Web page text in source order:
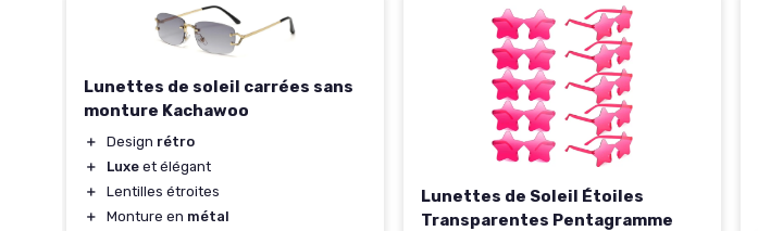
Lunettes de soleil carrées sans
monture Kachawoo
＋ Design rétro
＋
Luxe et élégant
＋
Lentilles étroites
＋
Monture en métal
Lunettes de Soleil Étoiles
Transparentes Pentagramme